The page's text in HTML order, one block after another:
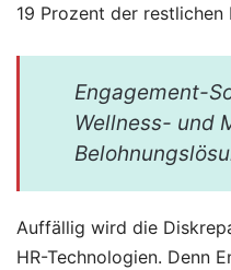
19 Prozent der
Engagement-
Wellness- und
Auffällig wird die
HR-Technologien. Denn